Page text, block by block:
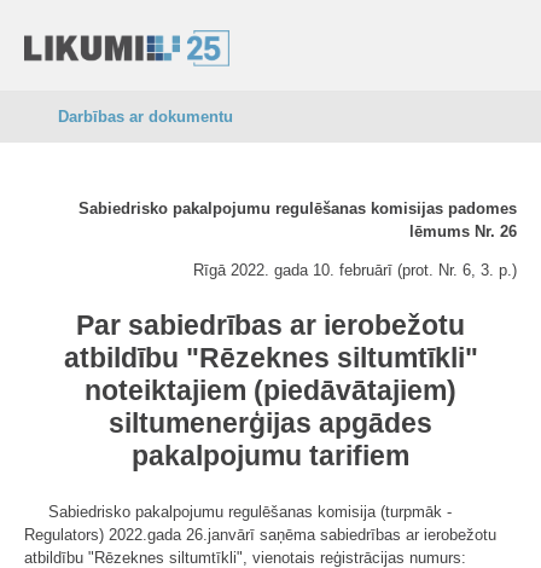
Darbības ar dokumentu
Sabiedrisko pakalpojumu regulēšanas komisijas padomes
lēmums Nr. 26
Rīgā 2022. gada 10. februārī (prot. Nr. 6, 3. p.)
Par sabiedrības ar ierobežotu
atbildību "Rēzeknes siltumtīkli"
noteiktajiem (piedāvātajiem)
siltumenerģijas apgādes
pakalpojumu tarifiem
Sabiedrisko pakalpojumu regulēšanas komisija (turpmāk -
Regulators) 2022.gada 26.janvārī saņēma sabiedrības ar ierobežotu
atbildību "Rēzeknes siltumtīkli", vienotais reģistrācijas numurs: